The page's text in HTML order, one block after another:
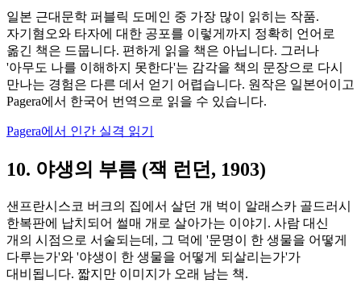
일본 근대문학 퍼블릭 도메인 중 가장 많이 읽히는 작품.
자기혐오와 타자에 대한 공포를 이렇게까지 정확히 언어로
옮긴 책은 드뭅니다. 편하게 읽을 책은 아닙니다. 그러나
'아무도 나를 이해하지 못한다'는 감각을 책의 문장으로 다시
만나는 경험은 다른 데서 얻기 어렵습니다. 원작은 일본어이고
Pagera에서 한국어 번역으로 읽을 수 있습니다.
Pagera에서 인간 실격 읽기
10. 야생의 부름 (잭 런던, 1903)
샌프란시스코 버크의 집에서 살던 개 벅이 알래스카 골드러시
한복판에 납치되어 썰매 개로 살아가는 이야기. 사람 대신
개의 시점으로 서술되는데, 그 덕에 '문명이 한 생물을 어떻게
다루는가'와 '야생이 한 생물을 어떻게 되살리는가'가
대비됩니다. 짧지만 이미지가 오래 남는 책.